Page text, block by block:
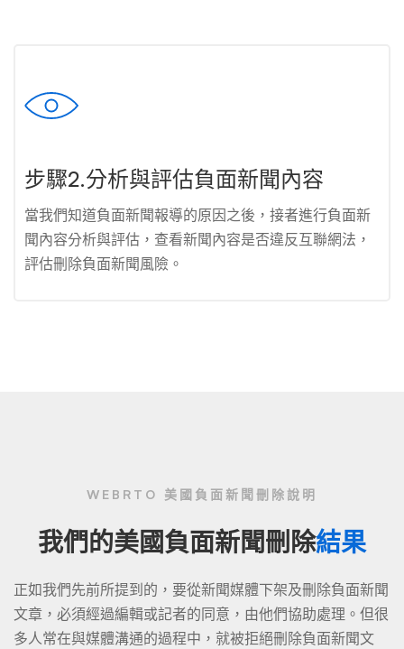
步驟2.分析與評估負面新聞內容
當我們知道負面新聞報導的原因之後，接者進行負面新
聞內容分析與評估，查看新聞內容是否違反互聯網法，
評估刪除負面新聞風險。
WEBRTO 美國負面新聞刪除說明
我們的美國負面新聞刪除結果
正如我們先前所提到的，要從新聞媒體下架及刪除負面新聞
文章，必須經過編輯或記者的同意，由他們協助處理。但很
多人常在與媒體溝通的過程中，就被拒絕刪除負面新聞文